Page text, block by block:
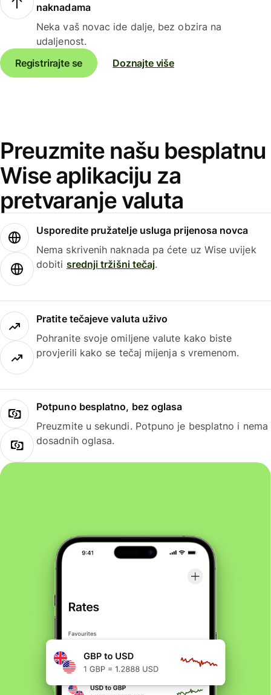
naknadama
Neka vaš novac ide dalje, bez obzira na
udaljenost.
Registrirajte se
Doznajte više
Preuzmite našu besplatnu
Wise aplikaciju za
pretvaranje valuta
Usporedite pružatelje usluga prijenosa novca
Nema skrivenih naknada pa ćete uz Wise uvijek
dobiti srednji tržišni tečaj.
Pratite tečajeve valuta uživo
Pohranite svoje omiljene valute kako biste
provjerili kako se tečaj mijenja s vremenom.
Potpuno besplatno, bez oglasa
Preuzmite u sekundi. Potpuno je besplatno i nema
dosadnih oglasa.